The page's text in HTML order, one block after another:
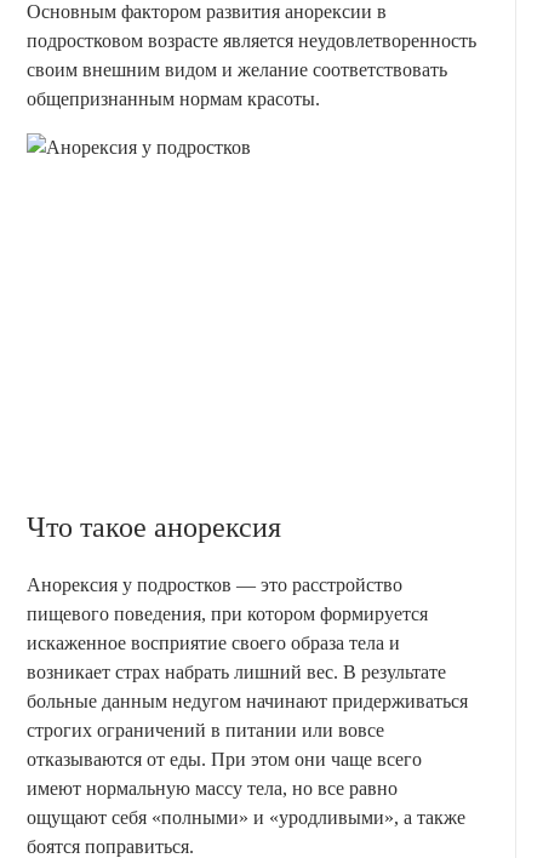
Основным фактором развития анорексии в
подростковом возрасте является неудовлетворенность
своим внешним видом и желание соответствовать
общепризнанным нормам красоты.
Что такое анорексия
Анорексия у подростков — это расстройство
пищевого поведения, при котором формируется
искаженное восприятие своего образа тела и
возникает страх набрать лишний вес. В результате
больные данным недугом начинают придерживаться
строгих ограничений в питании или вовсе
отказываются от еды. При этом они чаще всего
имеют нормальную массу тела, но все равно
ощущают себя «полными» и «уродливыми», а также
боятся поправиться.